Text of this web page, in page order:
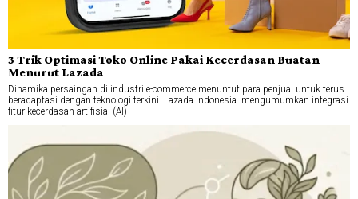
3 Trik Optimasi Toko Online Pakai Kecerdasan Buatan
Menurut Lazada
Dinamika persaingan di industri e-commerce menuntut para penjual untuk terus
beradaptasi dengan teknologi terkini. Lazada Indonesia mengumumkan integrasi
fitur kecerdasan artifisial (AI)